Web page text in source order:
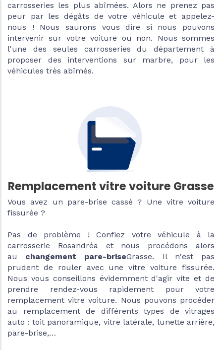
carrosseries les plus abîmées. Alors ne prenez pas
peur par les dégâts de votre véhicule et appelez-
nous ! Nous saurons vous dire si nous pouvons
intervenir sur votre voiture ou non. Nous sommes
l'une des seules carrosseries du département à
proposer des interventions sur marbre, pour les
véhicules très abîmés.
Remplacement vitre voiture Grasse
Vous avez un pare-brise cassé ? Une vitre voiture
fissurée ?
Pas de problème ! Confiez votre véhicule à la
carrosserie Rosandréa et nous procédons alors
au changement pare-briseGrasse. Il n'est pas
prudent de rouler avec une vitre voiture fissurée.
Nous vous conseillons évidemment d'agir vite et de
prendre rendez-vous rapidement pour votre
remplacement vitre voiture. Nous pouvons procéder
au remplacement de différents types de vitrages
auto : toit panoramique, vitre latérale, lunette arrière,
pare-brise,…